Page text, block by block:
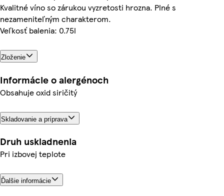
Kvalitné víno so zárukou vyzretosti hrozna. Plné s
nezameniteľným charakterom.
Veľkosť balenia: 0.75l
Zloženie
Informácie o alergénoch
Obsahuje oxid siričitý
Skladovanie a príprava
Druh uskladnenia
Pri izbovej teplote
Ďalšie informácie